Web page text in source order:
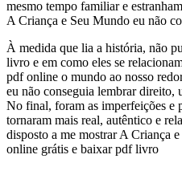
mesmo tempo familiar e
A Criança e Seu Mundo eu não
À medida que lia a história, não
livro e em como eles se
pdf online o mundo ao nosso
eu não conseguia lembrar direito,
No final, foram as imperfeições e
tornaram mais real, autêntico e
disposto a me mostrar A Criança
online grátis e baixar pdf livro